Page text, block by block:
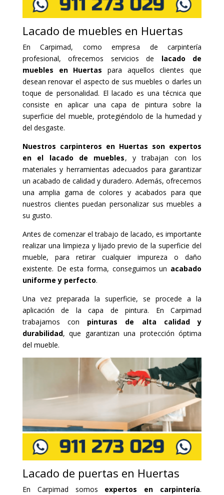
Lacado de muebles en Huertas
En Carpimad, como empresa de carpintería
profesional, ofrecemos servicios de lacado de
muebles en Huertas para aquellos clientes que
desean renovar el aspecto de sus muebles o darles un
toque de personalidad. El lacado es una técnica que
consiste en aplicar una capa de pintura sobre la
superficie del mueble, protegiéndolo de la humedad y
del desgaste.
Nuestros carpinteros en Huertas son expertos
en el lacado de muebles, y trabajan con los
materiales y herramientas adecuados para garantizar
un acabado de calidad y duradero. Además, ofrecemos
una amplia gama de colores y acabados para que
nuestros clientes puedan personalizar sus muebles a
su gusto.
Antes de comenzar el trabajo de lacado, es importante
realizar una limpieza y lijado previo de la superficie del
mueble, para retirar cualquier impureza o daño
existente. De esta forma, conseguimos un acabado
uniforme y perfecto.
Una vez preparada la superficie, se procede a la
aplicación de la capa de pintura. En Carpimad
trabajamos con pinturas de alta calidad y
durabilidad, que garantizan una protección óptima
del mueble.
Lacado de puertas en Huertas
En Carpimad somos expertos en carpintería.